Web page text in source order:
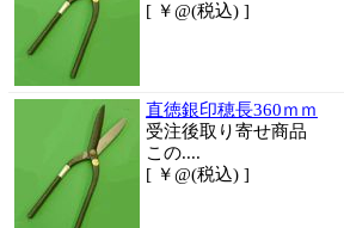
[ ￥@(税込) ]
直徳銀印穂長360ｍｍ
受注後取り寄せ商品
この....
[ ￥@(税込) ]